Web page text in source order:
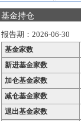
基金持仓
报告期：2026-06-30
基金家数
新进基金家数
加仓基金家数
减仓基金家数
退出基金家数